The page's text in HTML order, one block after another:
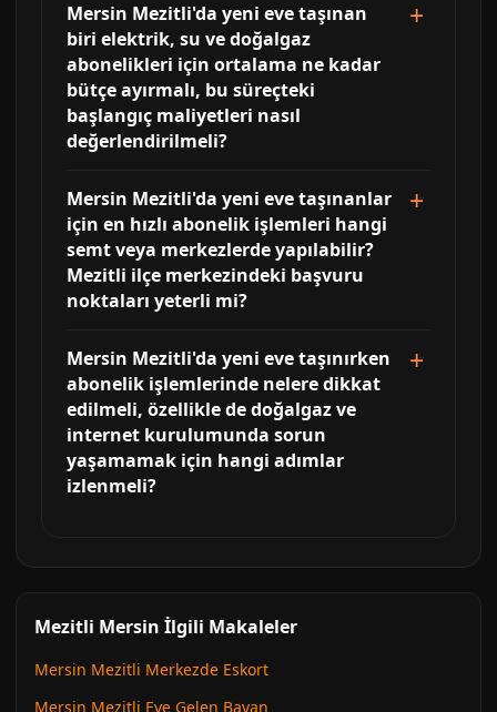
Mersin Mezitli'da yeni eve taşınan
biri elektrik, su ve doğalgaz
abonelikleri için ortalama ne kadar
bütçe ayırmalı, bu süreçteki
başlangıç maliyetleri nasıl
değerlendirilmeli?
Mersin Mezitli'da yeni eve taşınanlar
için en hızlı abonelik işlemleri hangi
semt veya merkezlerde yapılabilir?
Mezitli ilçe merkezindeki başvuru
noktaları yeterli mi?
Mersin Mezitli'da yeni eve taşınırken
abonelik işlemlerinde nelere dikkat
edilmeli, özellikle de doğalgaz ve
internet kurulumunda sorun
yaşamamak için hangi adımlar
izlenmeli?
Mezitli Mersin İlgili Makaleler
Mersin Mezitli Merkezde Eskort
Mersin Mezitli Eve Gelen Bayan